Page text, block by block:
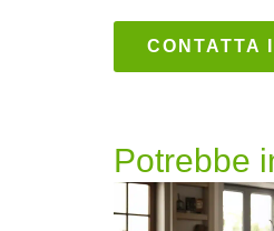
CONTATTA
Potrebbe